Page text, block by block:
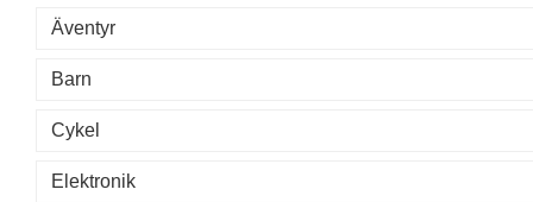
Äventyr
Barn
Cykel
Elektronik